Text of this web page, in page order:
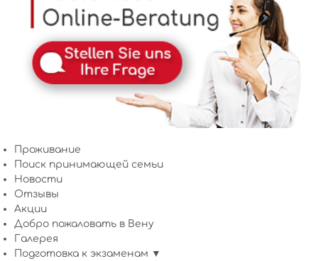
Проживание
Поиск принимающей семьи
Новости
Отзывы
Акции
Добро пожаловать в Вену
Галерея
Подготовка к экзаменам ▼